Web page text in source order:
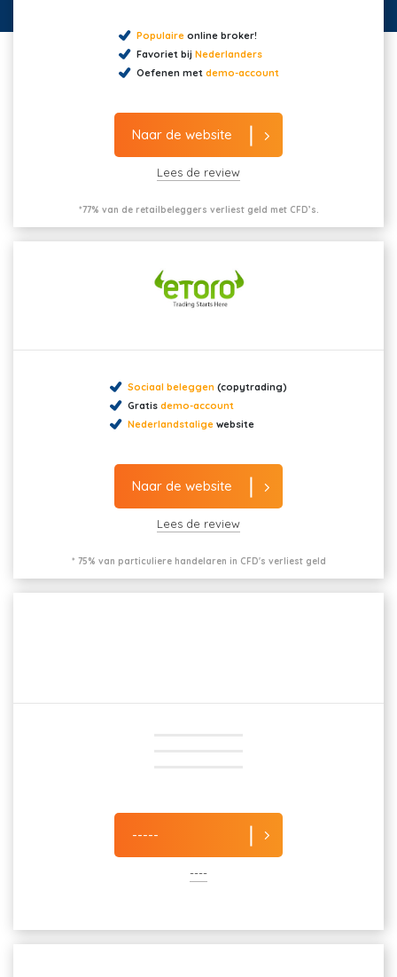
Populaireonline broker!
Favoriet bij Nederlanders
Oefenen met demo-account
Naar de website
Lees de review
*77% van de retailbeleggers verliest geld met CFD’s.
Sociaal beleggen (copytrading)
Gratis demo-account
Nederlandstalige website
Naar de website
Lees de review
* 75% van particuliere handelaren in CFD's verliest geld
-----
----